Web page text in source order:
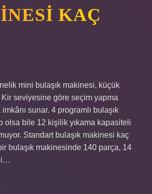
KAÇ
mini bulaşık makinesi, küçük
seviyesine göre seçim yapma
sunar. 4 programlı bulaşık
olsa bile 12 kişilik yıkama kapasiteli
Standart bulaşık makinesi kaç
bulaşık makinesinde 140 parça, 14